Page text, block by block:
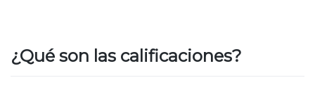
¿Qué son las calificaciones?